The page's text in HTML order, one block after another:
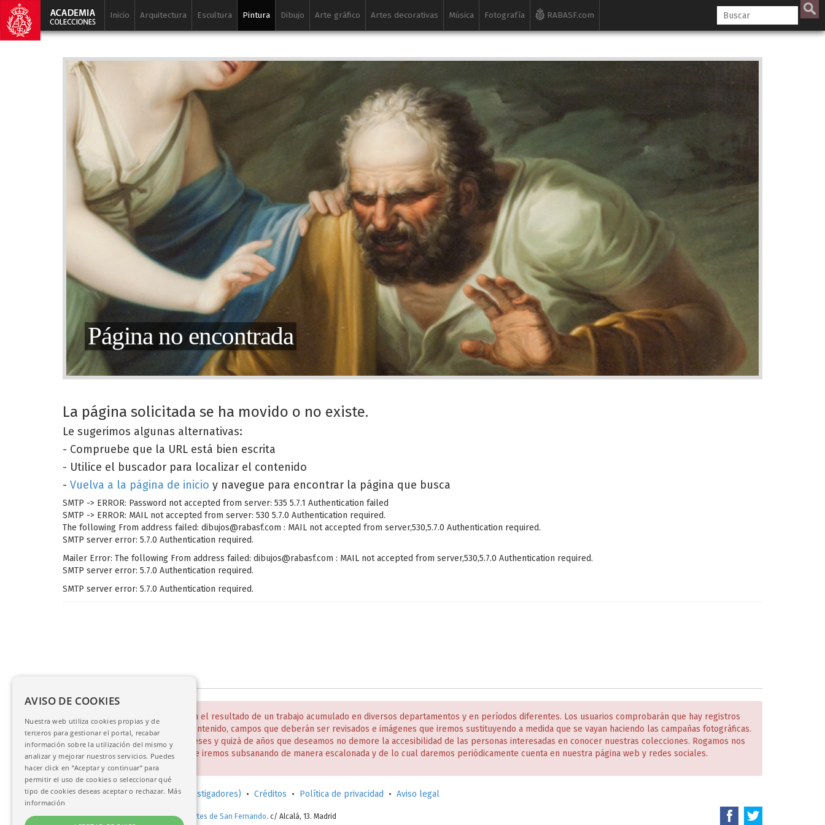
Inicio Arquitectura Escultura Pintura Dibujo Arte gráfico Artes decorativas Música Fotografía RABASF.com
Página no encontrada
La página solicitada se ha movido o no existe.
Le sugerimos algunas alternativas:
- Compruebe que la URL está bien escrita
- Utilice el buscador para localizar el contenido
- Vuelva a la página de inicio y navegue para encontrar la página que busca
SMTP -> ERROR: Password not accepted from server: 535 5.7.1 Authentication failed
SMTP -> ERROR: MAIL not accepted from server: 530 5.7.0 Authentication required.
The following From address failed: dibujos@rabasf.com : MAIL not accepted from server,530,5.7.0 Authentication required.
SMTP server error: 5.7.0 Authentication required.
Mailer Error: The following From address failed: dibujos@rabasf.com : MAIL not accepted from server,530,5.7.0 Authentication required.
SMTP server error: 5.7.0 Authentication required.
SMTP server error: 5.7.0 Authentication required.
NOTA:
Estas bases de datos son el resultado de un trabajo acumulado en diversos departamentos y en períodos diferentes. Los usuarios comprobarán que hay registros
incompletos y desiguales en contenido, campos que deberán ser revisados e imágenes que iremos sustituyendo a medida que se vayan haciendo las campañas fotográficas.
Todo ello será un trabajo de meses y quizá de años que deseamos no demore la accesibilidad de las personas interesadas en conocer nuestras colecciones. Rogamos nos
disculpen estas deficiencias que iremos subsanando de manera escalonada y de lo cual daremos periódicamente cuenta en nuestra página web y redes sociales.
Solicitud de consulta en sala (investigadores) • Créditos • Política de privacidad • Aviso legal
© 2017-2026.Real Academia de Bellas Artes de San Fernando. c/ Alcalá, 13. Madrid
AVISO DE COOKIES
Nuestra web utiliza cookies propias y de
terceros para gestionar el portal, recabar
información sobre la utilización del mismo y
analizar y mejorar nuestros servicios. Puedes
hacer click en “Aceptar y continuar” para
permitir el uso de cookies o seleccionar qué
tipo de cookies deseas aceptar o rechazar. Más
información